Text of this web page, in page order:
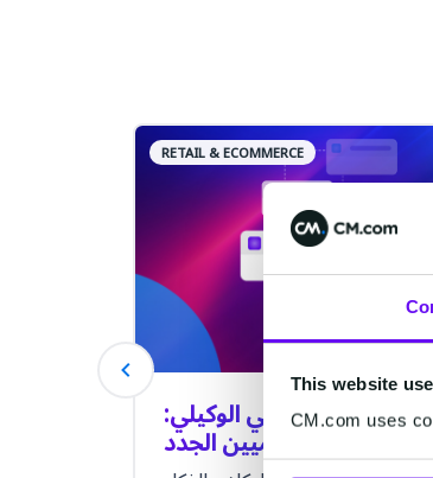
This website
CM.com uses
RETAIL & ECOMMERCE
الذكاء الاصطناعي الوكيلي:
لزملائك الرقميين الجدد